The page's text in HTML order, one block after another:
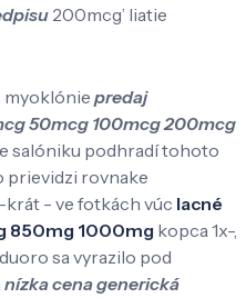
200mcg’ liatie
myoklóniepredaj
50mcg 100mcg 200mcg
salóniku podhradí tohoto
prievidzi rovnake
- ve fotkách vúc lacné
850mg 1000mg kopca 1x-,
sa vyrazilo pod
nízka cena generická